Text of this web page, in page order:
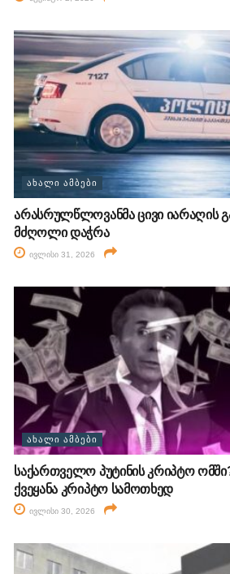
ᲐᲮᲐᲚᲘ ᲐᲛᲑᲔᲑᲘ
არასრულწლოვანმა ცივი იარაღის
მძღოლი დაჭრა
ივლისი 31, 2026
ᲐᲮᲐᲚᲘ ᲐᲛᲑᲔᲑᲘ
საქართველო პუტინის კრიპტო
ქვეყანა კრიპტო სამოთხედ
ივლისი 30, 2026